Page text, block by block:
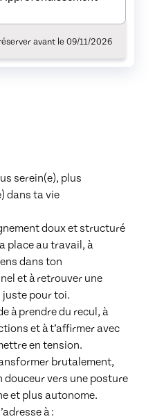
avant le09/11/2026
serein(e), plus
dans ta vie
doux et structuré
place au travail, à
dans ton
et à retrouver une
juste pour toi.
à prendre du recul, à
et à t’affirmer avec
en tension.
brutalement,
douceur vers une posture
et plus autonome.
à :